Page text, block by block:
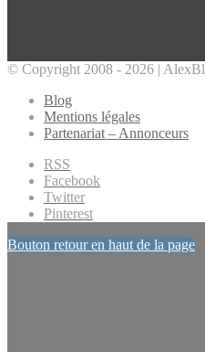
© Copyright 2008 - 2026 |
Blog
Mentions légales
Partenariat – Annonceurs
RSS
Facebook
Twitter
Pinterest
Bouton retour en haut de la page